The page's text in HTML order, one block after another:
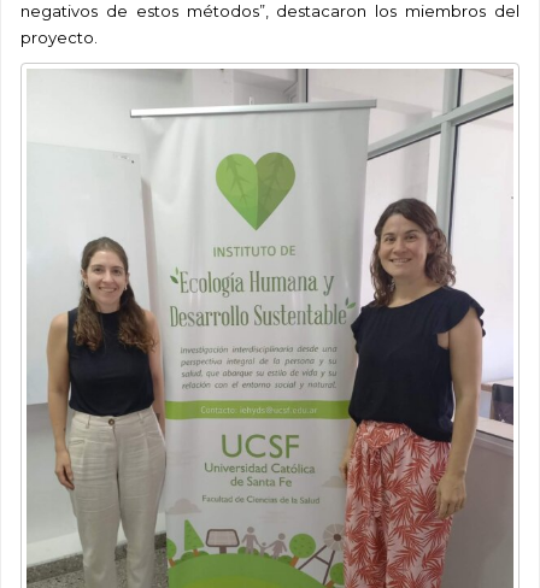
negativos de estos métodos”, destacaron los miembros del
proyecto.